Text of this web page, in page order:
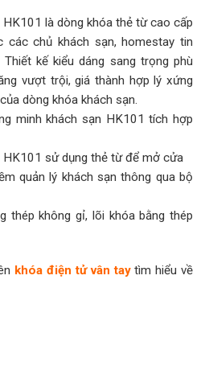
là dòng khóa thẻ từ cao cấp
các chủ khách sạn, homestay tin
kế kiểu dáng sang trọng phù
vượt trội, giá thành hợp lý xứng
dòng khóa khách sạn.
minh khách sạn HK101 tích hợp
sử dụng thẻ từ để mở cửa
quản lý khách sạn thông qua bộ
thép không gỉ, lõi khóa bằng thép
khóa điện tử vân taytìm hiểu về